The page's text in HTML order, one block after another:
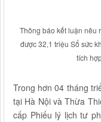
Thông báo kết luận nêu
được 32,1 triệu Sổ sức
tích
Trong hơn 04 tháng
tại Hà Nội và Thừa
cấp Phiếu lý lịch tư